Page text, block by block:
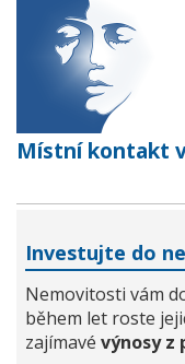
Místní kontakt
Investujte do
Nemovitosti vám
během let roste
zajímavé výnosy z